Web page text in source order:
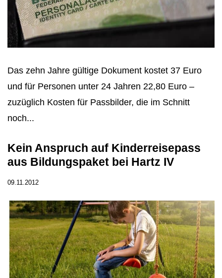
Das zehn Jahre gültige Dokument kostet 37 Euro
und für Personen unter 24 Jahren 22,80 Euro –
zuzüglich Kosten für Passbilder, die im Schnitt
noch...
Kein Anspruch auf Kinderreisepass
aus Bildungspaket bei Hartz IV
09.11.2012